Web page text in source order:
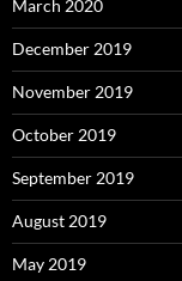
March 2020
December 2019
November 2019
October 2019
September 2019
August 2019
May 2019